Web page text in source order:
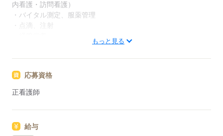
【もちろん無料】
費用は一切かかりません。
内看護・訪問看護）
・バイタル測定、服薬管理
・点滴、注射
・褥瘡の処置など
★おすすめポイント★
医療依存度の高い方や退院直後で状態が不安定な方に対し、在
ービスです。
積める環境です。
もっと見る
応募資格
正看護師
給与